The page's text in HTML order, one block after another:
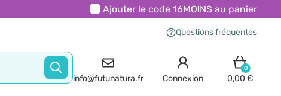
Ajouter le code 16MOINSau panier
Questions fréquentes
info@futunatura.fr Connexion
0
0,00 €